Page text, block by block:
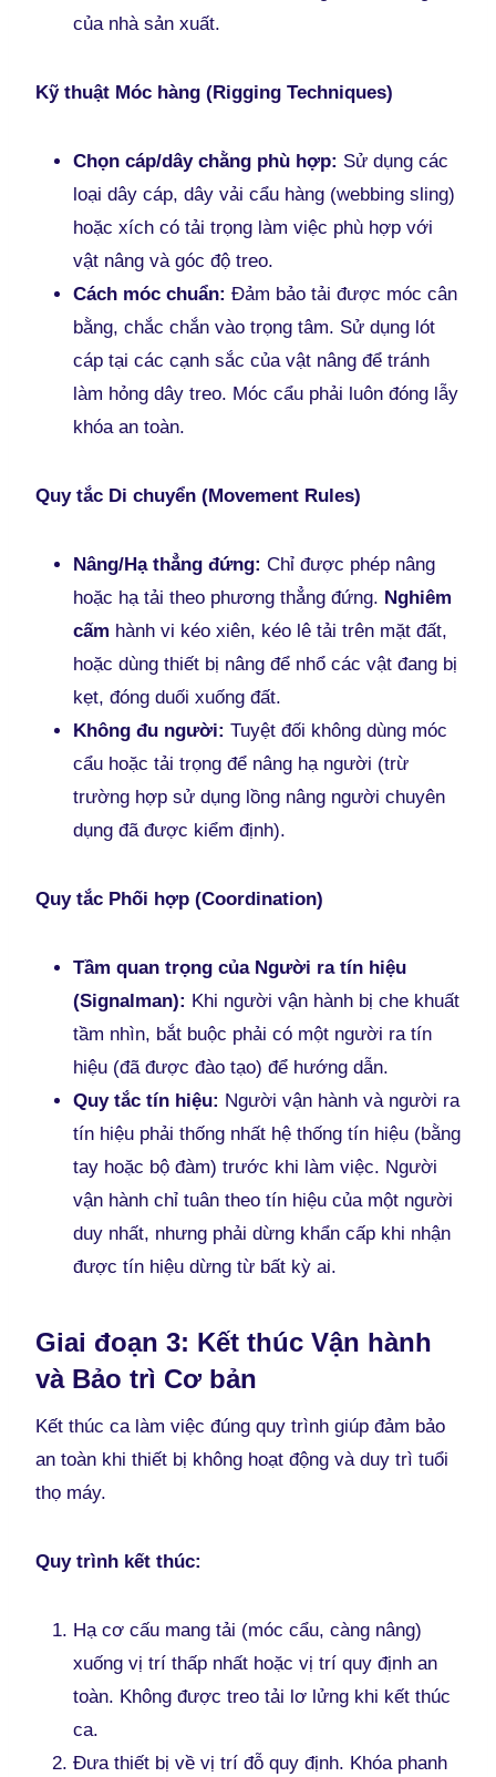
của nhà sản xuất.
Kỹ thuật Móc hàng (Rigging Techniques)
Chọn cáp/dây chằng phù hợp: Sử dụng các
loại dây cáp, dây vải cẩu hàng (webbing sling)
hoặc xích có tải trọng làm việc phù hợp với
vật nâng và góc độ treo.
Cách móc chuẩn: Đảm bảo tải được móc cân
bằng, chắc chắn vào trọng tâm. Sử dụng lót
cáp tại các cạnh sắc của vật nâng để tránh
làm hỏng dây treo. Móc cẩu phải luôn đóng lẫy
khóa an toàn.
Quy tắc Di chuyển (Movement Rules)
Nâng/Hạ thẳng đứng: Chỉ được phép nâng
hoặc hạ tải theo phương thẳng đứng. Nghiêm
cấm hành vi kéo xiên, kéo lê tải trên mặt đất,
hoặc dùng thiết bị nâng để nhổ các vật đang bị
kẹt, đóng duối xuống đất.
Không đu người: Tuyệt đối không dùng móc
cẩu hoặc tải trọng để nâng hạ người (trừ
trường hợp sử dụng lồng nâng người chuyên
dụng đã được kiểm định).
Quy tắc Phối hợp (Coordination)
Tầm quan trọng của Người ra tín hiệu
(Signalman): Khi người vận hành bị che khuất
tầm nhìn, bắt buộc phải có một người ra tín
hiệu (đã được đào tạo) để hướng dẫn.
Quy tắc tín hiệu: Người vận hành và người ra
tín hiệu phải thống nhất hệ thống tín hiệu (bằng
tay hoặc bộ đàm) trước khi làm việc. Người
vận hành chỉ tuân theo tín hiệu của một người
duy nhất, nhưng phải dừng khẩn cấp khi nhận
được tín hiệu dừng từ bất kỳ ai.
Giai đoạn 3: Kết thúc Vận hành
và Bảo trì Cơ bản
Kết thúc ca làm việc đúng quy trình giúp đảm bảo
an toàn khi thiết bị không hoạt động và duy trì tuổi
thọ máy.
Quy trình kết thúc:
Hạ cơ cấu mang tải (móc cẩu, càng nâng)
xuống vị trí thấp nhất hoặc vị trí quy định an
toàn. Không được treo tải lơ lửng khi kết thúc
ca.
Đưa thiết bị về vị trí đỗ quy định. Khóa phanh